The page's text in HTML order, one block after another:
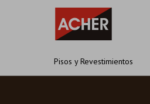
Pisos y Revestimientos